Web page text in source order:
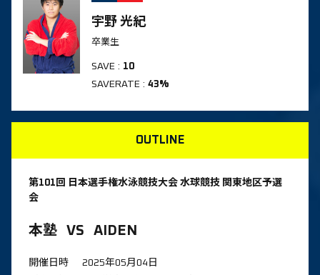
宇野 光紀
卒業生
SAVE : 10
SAVERATE : 43%
OUTLINE
第101回 日本選手権水泳競技大会 水球競技 関東地区予選
会
本塾 VS AIDEN
開催日時
2025年05月04日